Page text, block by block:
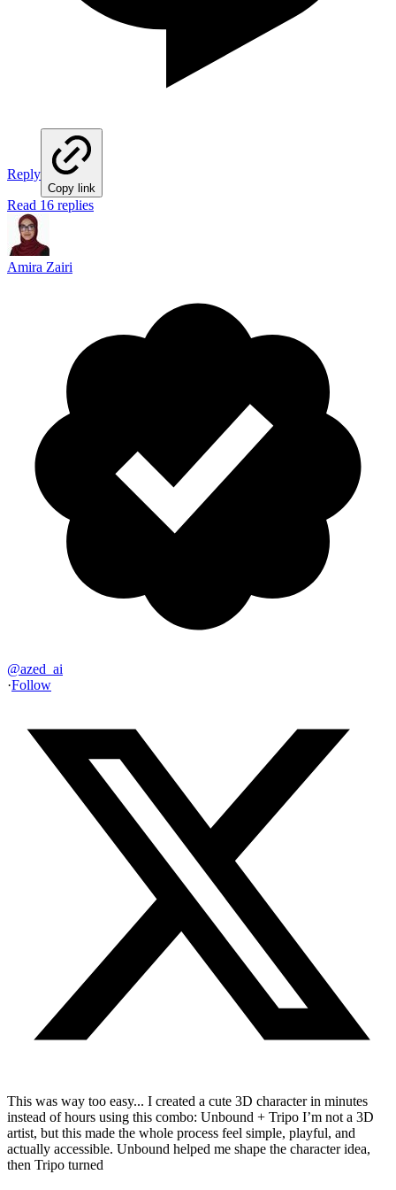
Reply
Copy link
Read 16 replies
Amira Zairi
@azed_ai
·Follow
This was way too easy... I created a cute 3D character in minutes
instead of hours using this combo: Unbound + Tripo I’m not a 3D
artist, but this made the whole process feel simple, playful, and
actually accessible. Unbound helped me shape the character idea,
then Tripo turned